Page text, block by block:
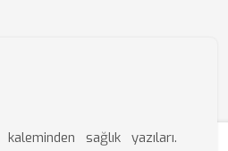
sağlık yazıları.